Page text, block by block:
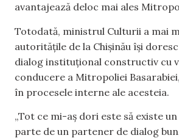
avantajează deloc mai ales
Totodată, ministrul Culturii a mai
autoritățile de la Chișinău își
dialog instituțional constructiv cu
conducere a Mitropoliei
în procesele interne ale acesteia.
„Tot ce mi-aș dori este să existe
parte de un partener de dialog